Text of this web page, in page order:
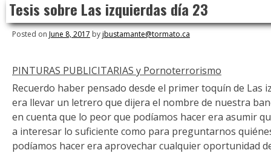
content
Tesis sobre Las izquierdas día 23
Posted on June 8, 2017 byjbustamante@tormato.ca
PINTURAS PUBLICITARIAS y Pornoterrorismo
Recuerdo haber pensado desde el primer toquín de Las
era llevar un letrero que dijera el nombre de nuestra
en cuenta que lo peor que podíamos hacer era asumir
a interesar lo suficiente como para preguntarnos
podíamos hacer era aprovechar cualquier oportunidad